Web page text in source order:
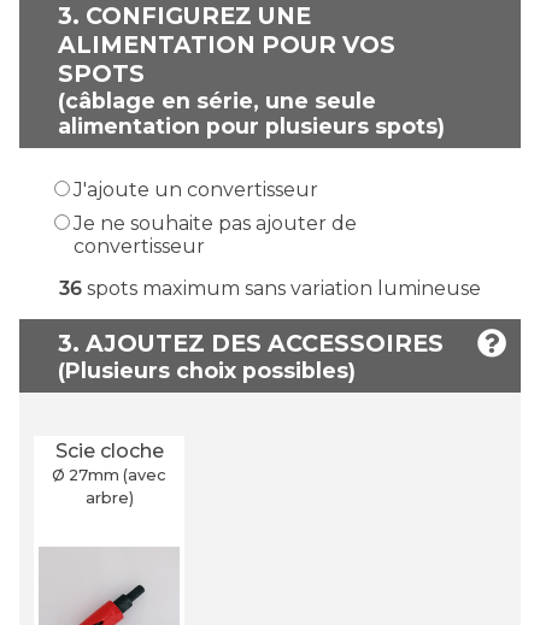
3. CONFIGUREZ UNE
ALIMENTATION POUR VOS
SPOTS
(câblage en série, une seule
alimentation pour plusieurs spots)
J'ajoute un convertisseur
Je ne souhaite pas ajouter de
convertisseur
36spots maximum sans variation lumineuse
3. AJOUTEZ DES ACCESSOIRES
Scie cloche
Ø 27mm (avec
arbre)